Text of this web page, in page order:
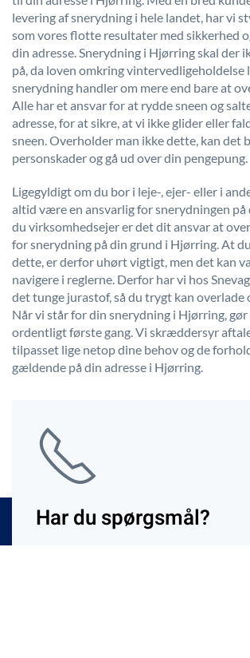
levering af snerydning i hele landet, har vi
som vores flotte resultater med sikkerhed
din adresse. Snerydning i Hjørring skal der
på, da loven omkring vintervedligeholdelse
snerydning handler om mere end bare at
Alle har et ansvar for at rydde sneen og
adresse, for at sikre, at vi ikke glider eller
sneen. Overholder man ikke dette, kan det
personskader og gå ud over din pengepung.
Ligegyldigt om du bor i leje-, ejer- eller i
altid være en ansvarlig for snerydningen på
du virksomhedsejer er det dit ansvar at
for snerydning på din grund i Hjørring. At
dette, er derfor uhørt vigtigt, men det kan
navigere i reglerne. Derfor har vi hos
det tunge jurastof, så du trygt kan overlade
Når vi står for din snerydning i Hjørring,
ordentligt første gang. Vi skræddersyr
tilpasset lige netop dine behov og de
gældende på din adresse i Hjørring.
Har du spørgsmål?
Kontakt os